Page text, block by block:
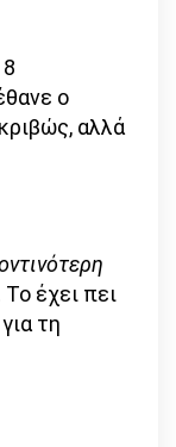
ο
αλλά
Το έχει πει
τη